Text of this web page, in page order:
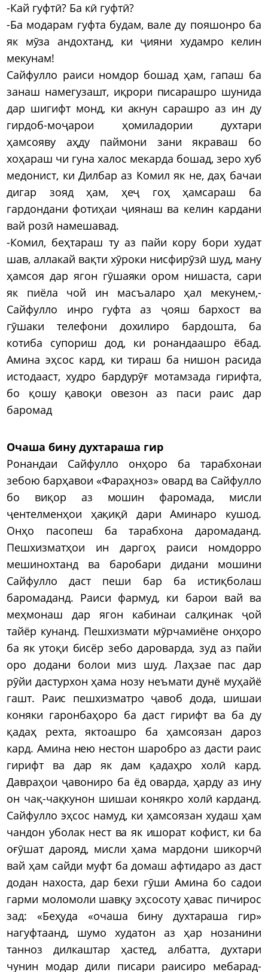
-Кай гуфтӣ? Ба кӣ гуфтӣ?
-Ба модарам гуфта будам, вале ду пояшонро ба
як мӯза андохтанд, ки ҷияни худамро келин
мекунам!
Сайфулло раиси номдор бошад ҳам, гапаш ба
занаш намегузашт, иқрори писарашро шунида
дар шигифт монд, ки акнун сарашро аз ин ду
гирдоб-моҷарои ҳомиладории духтари
ҳамсояву аҳду паймони зани якраваш бо
хоҳараш чи гуна халос мекарда бошад, зеро хуб
медонист, ки Дилбар аз Комил як не, даҳ бачаи
дигар зояд ҳам, ҳеҷ гоҳ ҳамсараш ба
гардондани фотиҳаи ҷиянаш ва келин кардани
вай розӣ намешавад.
-Комил, беҳтараш ту аз пайи кору бори худат
шав, аллакай вақти хӯроки нисфирӯзӣ шуд, ману
ҳамсоя дар ягон гӯшаяки ором нишаста, сари
як пиёла чой ин масъаларо ҳал мекунем,-
Сайфулло инро гуфта аз ҷояш бархост ва
гӯшаки телефони дохилиро бардошта, ба
котиба супориш дод, ки ронандаашро ёбад.
Амина эҳсос кард, ки тираш ба нишон расида
истодааст, худро бардурӯғ мотамзада гирифта,
бо қошу қавоқи овезон аз паси раис дар
баромад
Очаша бину духтараша гир
Ронандаи Сайфулло онҳоро ба тарабхонаи
зебою барҳавои «Фараҳноз» овард ва Сайфулло
бо виқор аз мошин фаромада, мисли
ҷентелменҳои ҳақиқӣ дари Аминаро кушод.
Онҳо пасопеш ба тарабхона даромаданд.
Пешхизматҳои ин даргоҳ раиси номдорро
мешинохтанд ва баробари дидани мошини
Сайфулло даст пеши бар ба истиқболаш
баромаданд. Раиси фармуд, ки барои вай ва
меҳмонаш дар ягон кабинаи салқинак ҷой
тайёр кунанд. Пешхизмати мӯрчамиёне онҳоро
ба як утоқи бисёр зебо дароварда, зуд аз пайи
оро додани болои миз шуд. Лаҳзае пас дар
рӯйи дастурхон ҳама нозу неъмати дунё муҳайё
гашт. Раис пешхизматро ҷавоб дода, шишаи
коняки гаронбаҳоро ба даст гирифт ва ба ду
қадаҳ рехта, яктоашро ба ҳамсоязан дароз
кард. Амина нею нестон шаробро аз дасти раис
гирифт ва дар як дам қадаҳро холӣ кард.
Давраҳои ҷавониро ба ёд оварда, ҳарду аз ину
он чақ-чақкунон шишаи конякро холӣ карданд.
Сайфулло эҳсос намуд, ки ҳамсоязан худаш ҳам
чандон уболак нест ва як ишорат кофист, ки ба
оғӯшат дарояд, мисли ҳама мардони шикорчӣ
вай ҳам сайди муфт ба домаш афтидаро аз даст
додан нахоста, дар бехи гӯши Амина бо садои
гарми моломоли шавқу эҳсосоту ҳавас пичирос
зад: «Беҳуда «очаша бину духтараша гир»
нагуфтаанд, шумо худатон аз ҳар нозанини
танноз дилкаштар ҳастед, албатта, духтари
чунин модар дили писари раисиро мебарад-